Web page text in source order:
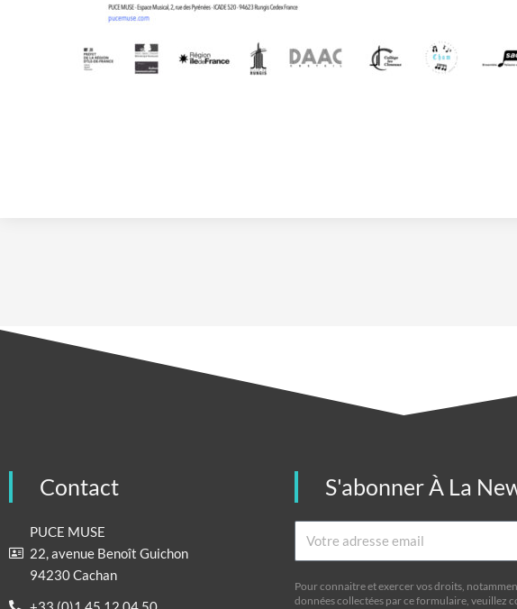
Contact
PUCE MUSE
22, avenue Benoît Guichon
94230 Cachan
S'abonner À La
Pour connaitre et exercer vos droits,
données collectées par ce formulaire, veuillez